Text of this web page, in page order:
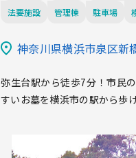
法要施設
管理棟 駐車場
神奈川県横浜市泉区新
弥生台駅から徒歩7分！市民
すいお墓を横浜市の駅から歩